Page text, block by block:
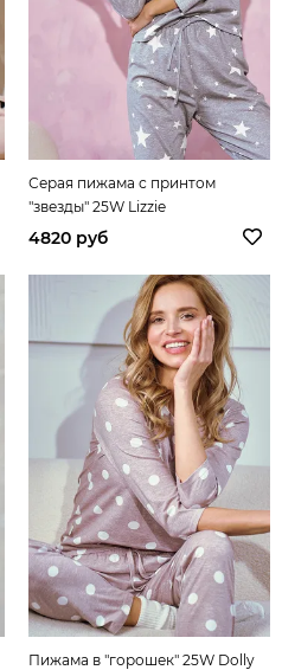
Серая пижама с принтом
"звезды" 25W Lizzie
4820 руб
Пижама в "горошек" 25W Dolly